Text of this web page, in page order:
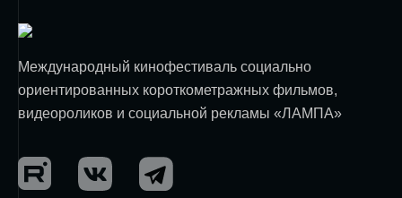
Международный кинофестиваль социально
ориентированных короткометражных фильмов,
видеороликов и социальной рекламы «ЛАМПА»